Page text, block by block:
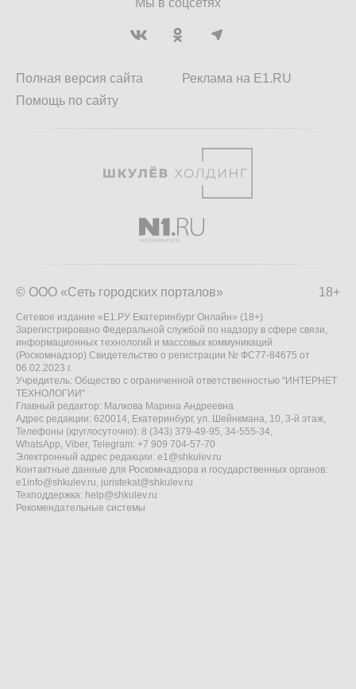
Мы в соцсетях
Полная версия сайта
Помощь по сайту
Реклама на E1.RU
18+
© ООО «Сеть городских порталов»
Сетевое издание «Е1.РУ Екатеринбург Онлайн» (18+)
Зарегистрировано Федеральной службой по надзору в сфере связи,
информационных технологий и массовых коммуникаций
(Роскомнадзор) Свидетельство о регистрации № ФС77-84675 от
06.02.2023 г.
Учредитель: Общество с ограниченной ответственностью "ИНТЕРНЕТ
ТЕХНОЛОГИИ"
Главный редактор: Малкова Марина Андреевна
Адрес редакции: 620014, Екатеринбург, ул. Шейнкмана, 10, 3-й этаж,
Телефоны (круглосуточно): 8 (343) 379-49-95, 34-555-34,
WhatsApp, Viber, Telegram: +7 909 704-57-70
Электронный адрес редакции: e1@shkulev.ru
Контактные данные для Роскомнадзора и государственных органов:
e1info@shkulev.ru, juristekat@shkulev.ru
Техподдержка: help@shkulev.ru
Рекомендательные системы